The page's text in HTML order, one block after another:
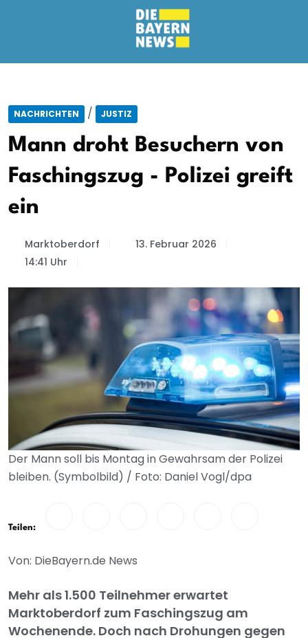
NACHRICHTEN / JUSTIZ
Mann droht Besuchern von
Faschingszug - Polizei greift
ein
Marktoberdorf
13. Februar 2026
14:41 Uhr
Der Mann soll bis Montag in Gewahrsam der Polizei
bleiben. (Symbolbild) / Foto: Daniel Vogl/dpa
Teilen:
Von: DieBayern.de News
Mehr als 1.500 Teilnehmer erwartet
Marktoberdorf zum Faschingszug am
Wochenende. Doch nach Drohungen gegen